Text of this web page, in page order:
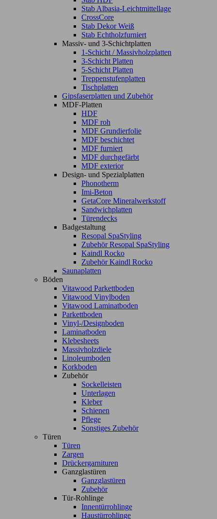
Stab Albasia-Leichtmittellage
CrossCore
Stab Dekor Weiß
Stab Echtholzfurniert
Massiv- und 3-Schichtplatten
1-Schicht / Massivholzplatten
3-Schicht Platten
5-Schicht Platten
Treppenstufenplatten
Tischplatten
Gipsfaserplatten und Zubehör
MDF-Platten
HDF
MDF roh
MDF Grundierfolie
MDF beschichtet
MDF furniert
MDF durchgefärbt
MDF exterior
Design- und Spezialplatten
Phonotherm
Imi-Beton
GetaCore Mineralwerkstoff
Sandwichplatten
Türendecks
Badgestaltung
Resopal SpaStyling
Zubehör Resopal SpaStyling
Kaindl Rocko
Zubehör Kaindl Rocko
Saunaplatten
Böden
Vitawood Parkettboden
Vitawood Vinylboden
Vitawood Laminatboden
Parkettboden
Vinyl-/Designboden
Laminatboden
Klebesheets
Massivholzdiele
Linoleumboden
Korkboden
Zubehör
Sockelleisten
Unterlagen
Kleber
Schienen
Pflege
Sonstiges Zubehör
Türen
Türen
Zargen
Drückergarnituren
Ganzglastüren
Ganzglastüren
Zubehör
Tür-Rohlinge
Innentürrohlinge
Haustürrohlinge